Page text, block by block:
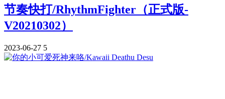
节奏快打/RhythmFighter（正式版-
V20210302）
2023-06-27 5